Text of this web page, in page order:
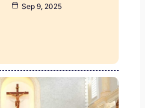
Sep 9, 2025